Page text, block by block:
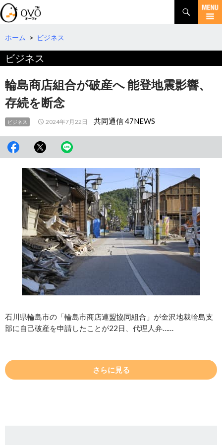
検
索
コ
テ
へ
移
動
ホーム > ビジネス
ビジネス
輪島商店組合が破産へ 能登地震影響、
存続を断念
ビジネス 2024年7月22日 共同通信 47NEWS
石川県輪島市の「輪島市商店連盟協同組合」が金沢地裁輪島支
部に自己破産を申請したことが22日、代理人弁……
さらに見る